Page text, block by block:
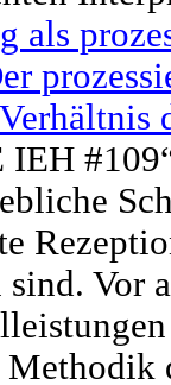
als
IEH
Vor
Methodik